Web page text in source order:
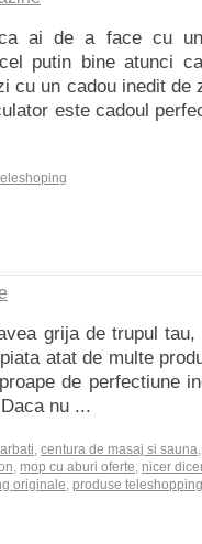
ai de a face cu
putin bine atunci
cu un cadou inedit de
este cadoul
grija de trupul
atat de multe
de perfectiune
nu ...
, centura de masaj si sauna,
, mop cu aburi oferte, nicer
originale, produse